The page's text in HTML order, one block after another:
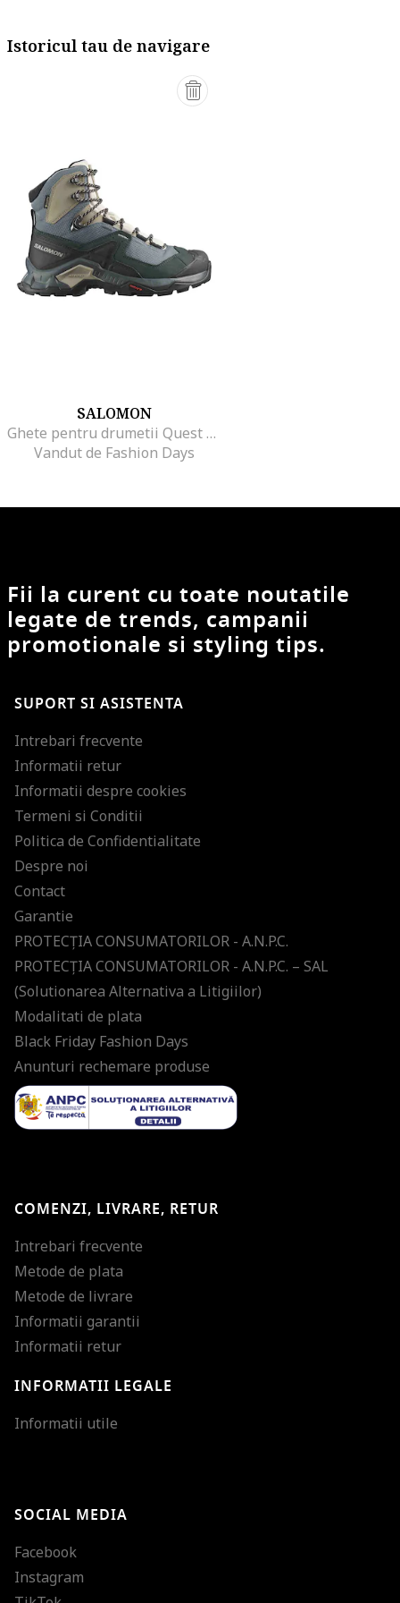
Istoricul tau de navigare
SALOMON
Ghete pentru drumetii Quest Element GTX, Albastru
Vandut de Fashion Days
Fii la curent cu toate noutatile
legate de trends, campanii
promotionale si styling tips.
SUPORT SI ASISTENTA
Intrebari frecvente
Informatii retur
Informatii despre cookies
Termeni si Conditii
Politica de Confidentialitate
Despre noi
Contact
Garantie
PROTECŢIA CONSUMATORILOR - A.N.P.C.
PROTECŢIA CONSUMATORILOR - A.N.P.C. – SAL
(Solutionarea Alternativa a Litigiilor)
Modalitati de plata
Black Friday Fashion Days
Anunturi rechemare produse
COMENZI, LIVRARE, RETUR
Intrebari frecvente
Metode de plata
Metode de livrare
Informatii garantii
Informatii retur
INFORMATII LEGALE
Informatii utile
SOCIAL MEDIA
Facebook
Instagram